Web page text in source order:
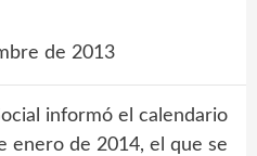
de 2013
informó el calendario
enero de 2014, el que se